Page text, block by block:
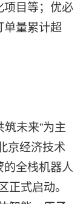
项目等；优必
单量累计超
未来”为主
京经济技术
全栈机器人
式启动。